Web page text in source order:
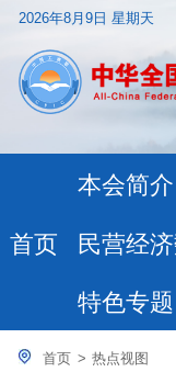
2026年8月9日 星期天
首页
本会简介
民营经
特色专题
首页 > 热点视图